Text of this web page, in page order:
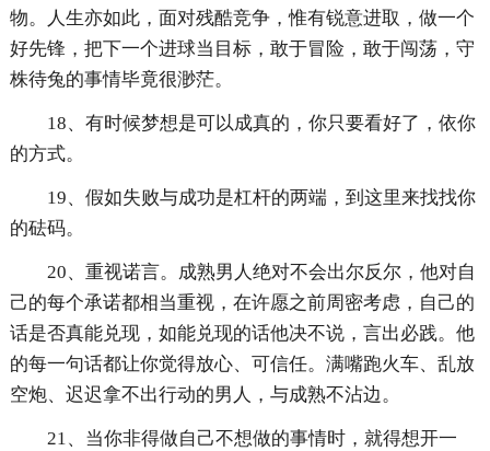
物。人生亦如此，面对残酷竞争，惟有锐意进取，做一个
好先锋，把下一个进球当目标，敢于冒险，敢于闯荡，守
株待兔的事情毕竟很渺茫。
18、有时候梦想是可以成真的，你只要看好了，依你
的方式。
19、假如失败与成功是杠杆的两端，到这里来找找你
的砝码。
20、重视诺言。成熟男人绝对不会出尔反尔，他对自
己的每个承诺都相当重视，在许愿之前周密考虑，自己的
话是否真能兑现，如能兑现的话他决不说，言出必践。他
的每一句话都让你觉得放心、可信任。满嘴跑火车、乱放
空炮、迟迟拿不出行动的男人，与成熟不沾边。
21、当你非得做自己不想做的事情时，就得想开一